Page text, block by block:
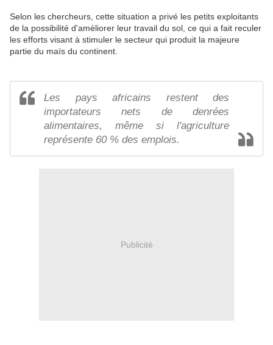
Selon les chercheurs, cette situation a privé les petits exploitants
de la possibilité d'améliorer leur travail du sol, ce qui a fait reculer
les efforts visant à stimuler le secteur qui produit la majeure
partie du maïs du continent.
Les pays africains restent des
importateurs nets de denrées
alimentaires, même si l'agriculture
représente 60 % des emplois.
Publicité